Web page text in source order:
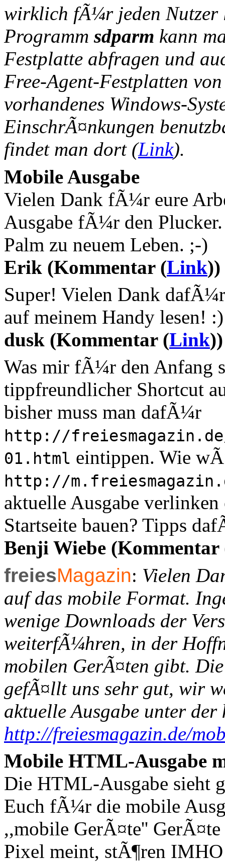
wirklich fÃ¼r jeden Nutzer
Programmsdparm kann
Festplatte abfragen und
Free-Agent-Festplatten
vorhandenes Windows-
EinschrÃ¤nkungen
findet man dort (Link).
Mobile Ausgabe
Vielen Dank fÃ¼r eure
Ausgabe fÃ¼r den
Palm zu neuem Leben. ;-)
Erik (Kommentar (Link))
Super! Vielen Dank
auf meinem Handy lesen! :)
dusk (Kommentar (Link))
Was mir fÃ¼r den Anfang
tippfreundlicher Shortcut
bisher muss man dafÃ¼r
http://
01.html eintippen. Wie
http://
aktuelle Ausgabe
Startseite bauen? Tipps
Benji Wiebe (Kommentar
freiesMagazin: Vielen
auf das mobile Format.
wenige Downloads der
weiterfÃ¼hren, in der
mobilen GerÃ¤ten gibt.
gefÃ¤llt uns sehr gut, wir
aktuelle Ausgabe unter der
http://freiesmagazin.de/
Mobile HTML-Ausgabe
Die HTML-Ausgabe sieht
Euch fÃ¼r die mobile
,,mobile GerÃ¤te''
Pixel meint, stÃ¶ren